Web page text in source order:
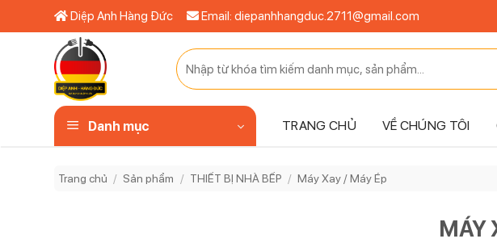
qua
Diệp Anh Hàng Đức Email: diepanhhangduc.2711@gmail.com
Tìm
kiếm:
Danh mục TRANG CHỦ VỀ CHÚNG TÔI
Trang chủ / Sản phẩm / THIẾT BỊ NHÀ BẾP / Máy Xay / Máy Ép
MÁY